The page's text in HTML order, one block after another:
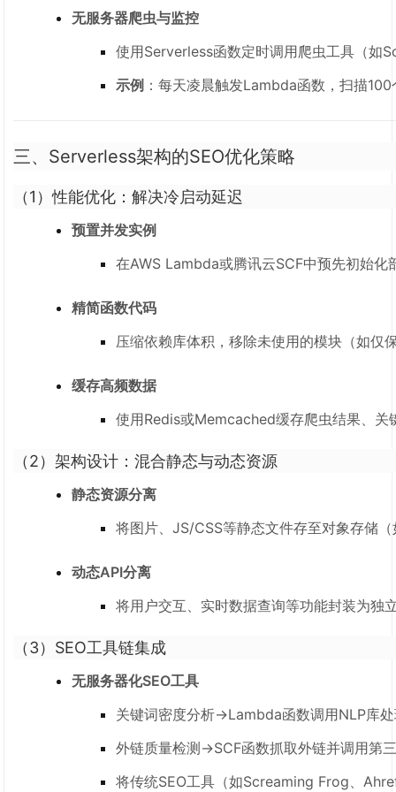
无服务器爬虫与监控
使用Serverless函数定时调用爬虫工具（如
示例 ：每天凌晨触发Lambda函数，扫描
三、Serverless架构的SEO优化策略
（1）性能优化：解决冷启动延迟
预置并发实例
在AWS Lambda或腾讯云SCF中预先初始
精简函数代码
压缩依赖库体积，移除未使用的模块（如仅
缓存高频数据
使用Redis或Memcached缓存爬虫结果、关
（2）架构设计：混合静态与动态资源
静态资源分离
将图片、JS/CSS等静态文件存至对象存储
动态API分离
将用户交互、实时数据查询等功能封装为独
（3） SEO工具链集成
无服务器化SEO工具
关键词密度分析→Lambda函数调用NLP库
外链质量检测→SCF函数抓取外链并调用第
将传统SEO工具（如Screaming Frog、